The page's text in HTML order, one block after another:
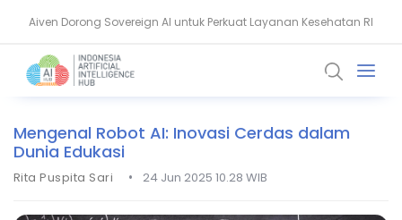
Aiven Dorong Sovereign AI untuk Perkuat Layanan Kesehatan RI
Prodia Ungkap Strategi AI untuk Laboratorium Kesehatan Modern
Mengenal Robot AI: Inovasi Cerdas dalam
Dunia Edukasi
Rita Puspita Sari • 24 Jun 2025 10.28 WIB